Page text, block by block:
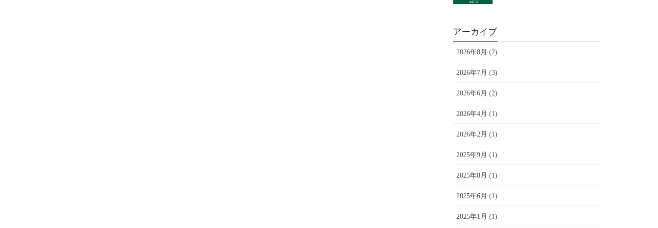
アーカイブ
2026年8月 (2)
2026年7月 (3)
2026年6月 (2)
2026年4月 (1)
2026年2月 (1)
2025年9月 (1)
2025年8月 (1)
2025年6月 (1)
2025年1月 (1)